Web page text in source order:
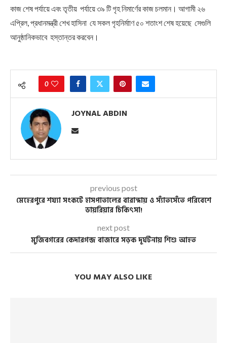
কাজ শেষ পর্যায়ে এবং তৃতীয় পর্যায়ে ৩৯ টি গৃহ নিমার্ণের কাজ চলমান। আগামী ২৬
এপ্রিল, প্রধানমন্ত্রী শেখ হাসিনা যে সকল গৃহনির্মাাণ ৫০ শতাংশ শেষ হয়েছে সেগুলি
আনুষ্ঠানিকভাবে হস্তান্তর করবেন।
0
JOYNAL ABDIN
previous post
মেহেরপুরে শয্যা সংকটে হাসপাতালের বারান্দায় ও স্যাঁতসেঁতে পরিবেশে
ডায়রিয়ার চিকিৎসা!
next post
মুজিবগরের কেদারগন্জ বাজারে সড়ক দূর্ঘটনায় শিশু আহত
YOU MAY ALSO LIKE